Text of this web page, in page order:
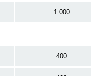
1 000
400